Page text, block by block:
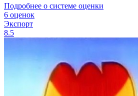
Подробнее о системе оценки
6 оценок
Экспорт
8.5